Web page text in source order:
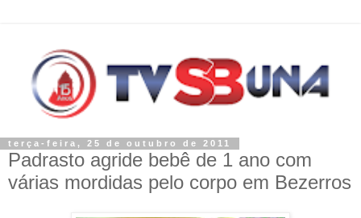
terça-feira, 25 de outubro de 2011
Padrasto agride bebê de 1 ano com
várias mordidas pelo corpo em Bezerros